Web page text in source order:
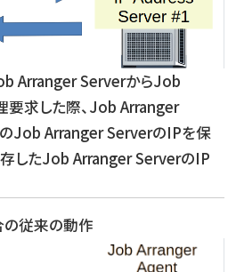
Arranger ServerからJob
求した際、Job Arranger
Job Arranger ServerのIPを保
したJob Arranger ServerのIP
従来の動作